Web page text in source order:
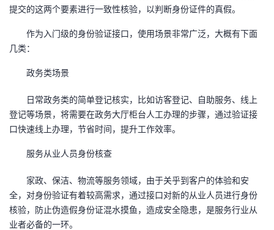
博
客
的
论
坛
我
的
圈
子
我
的
直
播
我
的
活
动
我
的
关
注
堂
我
的
课
程
我
的
认
我
的
验
我
收
藏
我
的
技
术
支
持
我
的
云
声
建
议
提交的这两个要素进行一致性核验，以判断身份证件的真假。
作为入门级的身份验证接口，使用场景非常广泛，大概有下面
几类：
政务类场景
日常政务类的简单登记核实，比如访客登记、自助服务、线上
登记等场景，将需要在政务大厅柜台人工办理的步骤，通过验证接
口快速线上办理，节省时间，提升工作效率。
服务从业人员身份核查
家政、保洁、物流等服务领域，由于关乎到客户的体验和安
全，对身份验证有着较高需求，通过接口对新的从业人员进行身份
核验，防止伪造假身份证混水摸鱼，造成安全隐患，是服务行业从
业者必备的一环。